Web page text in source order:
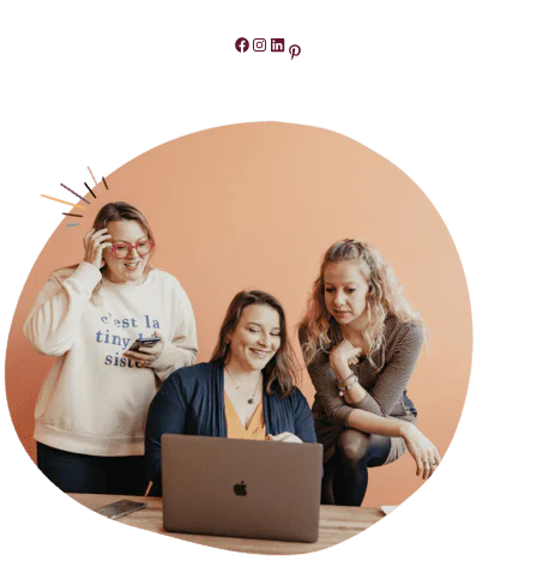
Facebook Instagram LinkedIn Pinterest